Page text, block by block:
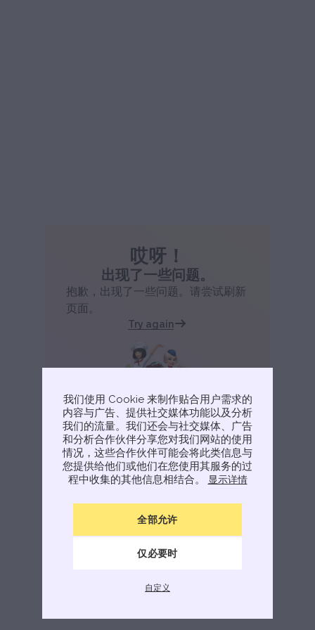
我们使用 Cookie 来制作贴合用户需求的
内容与广告、提供社交媒体功能以及分析
我们的流量。我们还会与社交媒体、广告
和分析合作伙伴分享您对我们网站的使用
情况，这些合作伙伴可能会将此类信息与
您提供给他们或他们在您使用其服务的过
程中收集的其他信息相结合。
显示详情
全部允许
仅必要时
自定义
哎呀！
出现了一些问题。
抱歉，出现了一些问题。请尝试刷新
页面。
Try again